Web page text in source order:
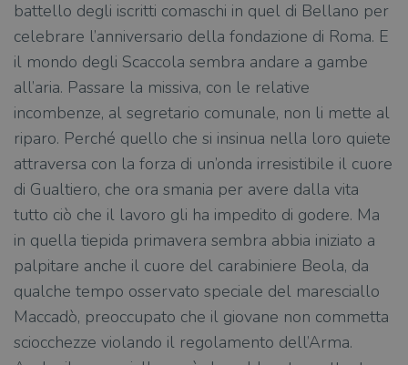
battello degli iscritti comaschi in quel di Bellano per
celebrare l’anniversario della fondazione di Roma. E
il mondo degli Scaccola sembra andare a gambe
all’aria. Passare la missiva, con le relative
incombenze, al segretario comunale, non li mette al
riparo. Perché quello che si insinua nella loro quiete
attraversa con la forza di un’onda irresistibile il cuore
di Gualtiero, che ora smania per avere dalla vita
tutto ciò che il lavoro gli ha impedito di godere. Ma
in quella tiepida primavera sembra abbia iniziato a
palpitare anche il cuore del carabiniere Beola, da
qualche tempo osservato speciale del maresciallo
Maccadò, preoccupato che il giovane non commetta
sciocchezze violando il regolamento dell’Arma.